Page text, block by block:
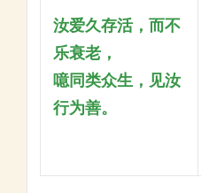
汝爱久存活，而不
乐衰老，
噫同类众生，见汝
行为善。